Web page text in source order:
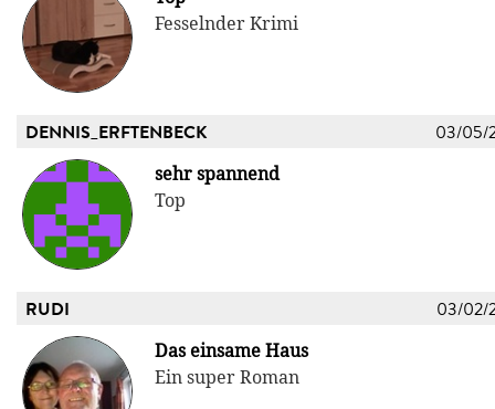
Fesselnder Krimi
DENNIS_ERFTENBECK 03/05/
sehr spannend
Top
RUDI 03/02/
Das einsame Haus
Ein super Roman